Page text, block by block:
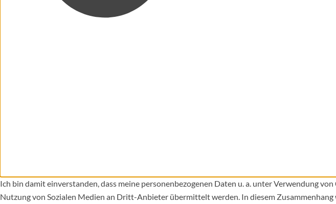
Ich bin damit einverstanden, dass meine personenbezogenen Daten u. a. unter Verwendung
Nutzung von Sozialen Medien an Dritt-Anbieter übermittelt werden. In diesem